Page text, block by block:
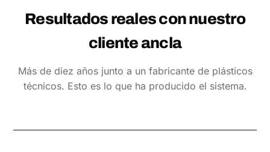
Resultados reales con nuestro
cliente ancla
Más de diez años junto a un fabricante de plásticos
técnicos. Esto es lo que ha producido el sistema.